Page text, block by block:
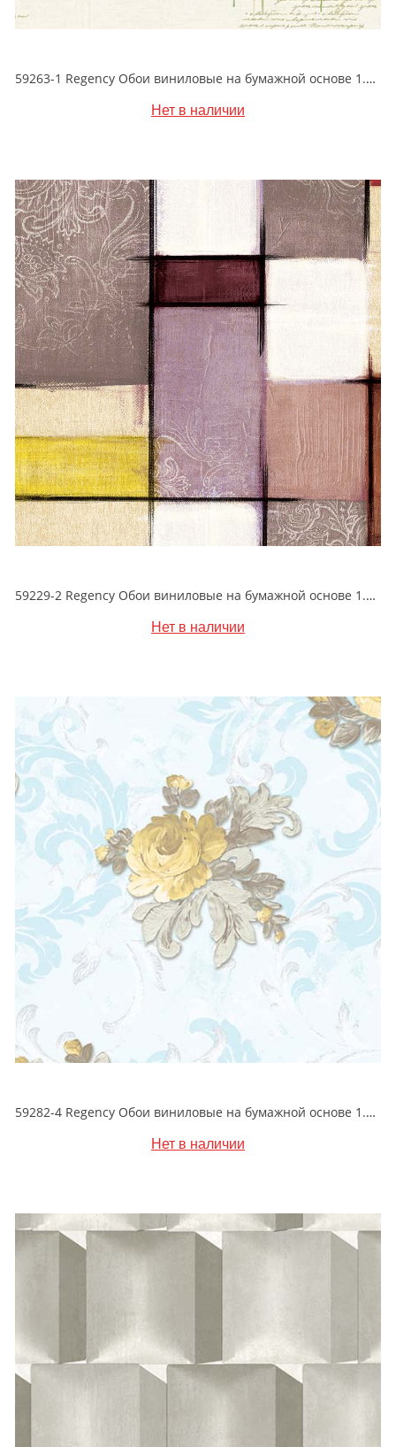
59263-1 Regency Обои виниловые на бумажной основе 1.06*15.5
Нет в наличии
59229-2 Regency Обои виниловые на бумажной основе 1.06*15.5
Нет в наличии
59282-4 Regency Обои виниловые на бумажной основе 1.06*15.5
Нет в наличии